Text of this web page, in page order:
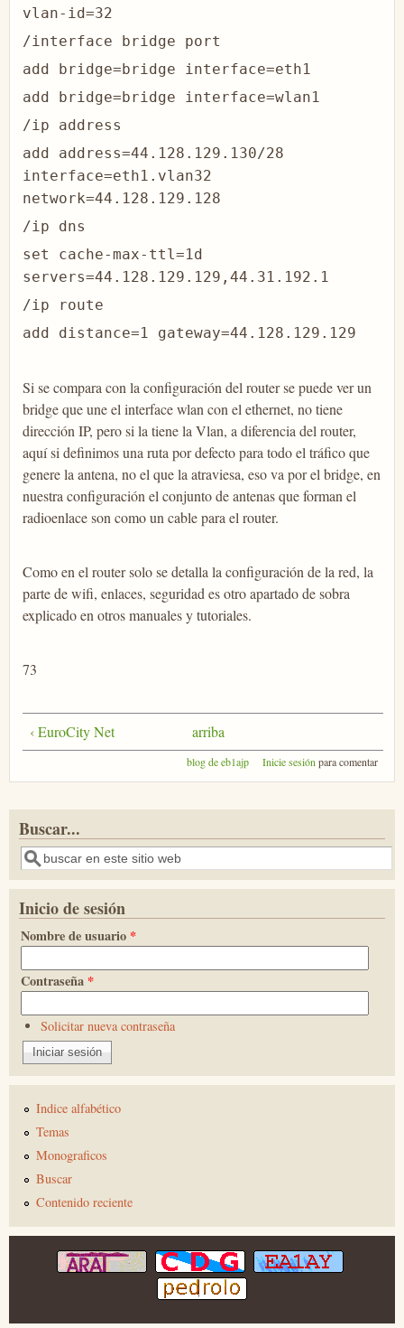
vlan-id=32
/interface bridge port
add bridge=bridge interface=eth1
add bridge=bridge interface=wlan1
/ip address
add address=44.128.129.130/28
interface=eth1.vlan32
network=44.128.129.128
/ip dns
set cache-max-ttl=1d
servers=44.128.129.129,44.31.192.1
/ip route
add distance=1 gateway=44.128.129.129
Si se compara con la configuración del router se puede ver un
bridge que une el interface wlan con el ethernet, no tiene
dirección IP, pero si la tiene la Vlan, a diferencia del router,
aquí si definimos una ruta por defecto para todo el tráfico que
genere la antena, no el que la atraviesa, eso va por el bridge, en
nuestra configuración el conjunto de antenas que forman el
radioenlace son como un cable para el router.
Como en el router solo se detalla la configuración de la red, la
parte de wifi, enlaces, seguridad es otro apartado de sobra
explicado en otros manuales y tutoriales.
73
‹ EuroCity Net arriba
blog de eb1ajp Inicie sesión para comentar
Buscar...
Buscar
Inicio de sesión
Nombre de usuario *
Contraseña *
Solicitar nueva contraseña
Indice alfabético
Temas
Monograficos
Buscar
Contenido reciente